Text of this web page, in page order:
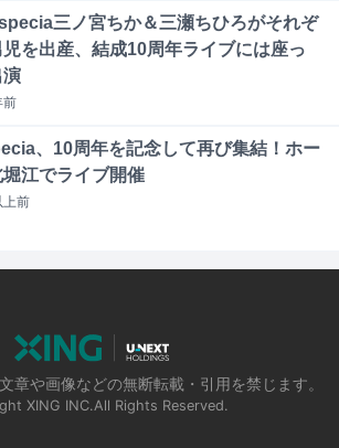
三ノ宮ちか＆三瀬ちひろがそれぞ
を出産、結成10周年ライブには座っ
演
前
、10周年を記念して再び集結！ホー
堀江でライブ開催
前
章や画像などの無断転載・引用を禁じます。
XING INC.All Rights Reserved.